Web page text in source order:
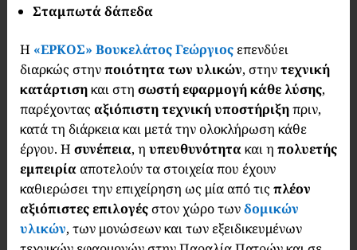
Σταμπωτά δάπεδα
Η «ΕΡΚΟΣ» Βουκελάτος Γεώργιοςεπενδύει
διαρκώς στηνποιότητα των υλικών, στηντεχνική
κατάρτισηκαι στη σωστή εφαρμογή κάθε λύσης,
παρέχοντας αξιόπιστη τεχνική υποστήριξηπριν,
κατά τη διάρκεια και μετά την ολοκλήρωση κάθε
έργου. Η συνέπεια, η υπευθυνότητακαι η πολυετής
εμπειρία αποτελούν τα στοιχεία που έχουν
καθιερώσει την επιχείρηση ως μία από τις πλέον
αξιόπιστες επιλογέςστον χώρο τωνδομικών
υλικών, των μονώσεων και των εξειδικευμένων